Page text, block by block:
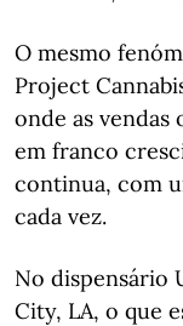
O mesmo
Project
onde as vendas
em franco
continua, com
cada vez.
No dispensário
City, LA, o que